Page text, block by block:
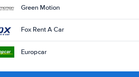
Green Motion
Fox Rent A Car
Europcar